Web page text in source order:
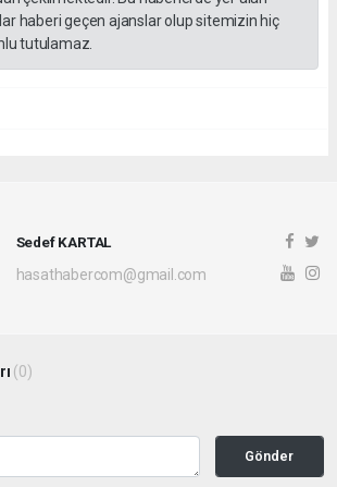
haberi geçen ajanslar olup sitemizin hiç
tutulamaz.
Sedef KARTAL
hasathabercom@gmail.com
(0)
Gönder